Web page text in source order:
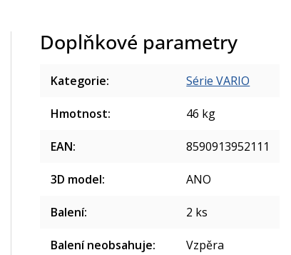
Doplňkové parametry
Kategorie: Série VARIO
Hmotnost: 46 kg
EAN: 8590913952111
3D model: ANO
Balení: 2 ks
Balení neobsahuje: Vzpěra